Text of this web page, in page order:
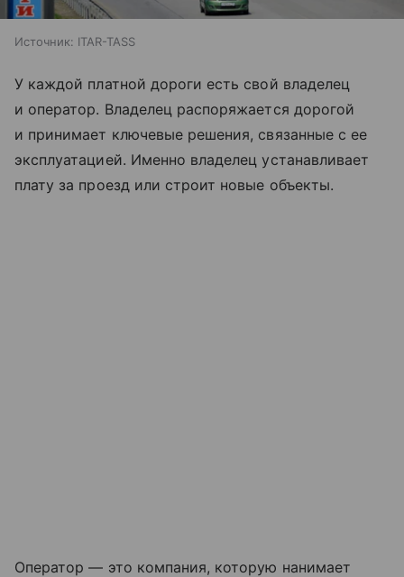
Источник: ITAR-TASS
У каждой платной дороги есть свой владелец
и оператор. Владелец распоряжается дорогой
и принимает ключевые решения, связанные с ее
эксплуатацией. Именно владелец устанавливает
плату за проезд или строит новые объекты.
Оператор — это компания, которую нанимает